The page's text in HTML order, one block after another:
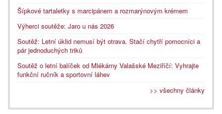
Šípkové tartaletky s marcipánem a rozmarýnovým krémem
Výherci soutěže: Jaro u nás 2026
Soutěž: Letní úklid nemusí být otrava. Stačí chytří pomocníci a
pár jednoduchých triků
Soutěž o letní balíček od Mlékárny Valašské Meziříčí: Vyhrajte
funkční ručník a sportovní láhev
>> všechny články